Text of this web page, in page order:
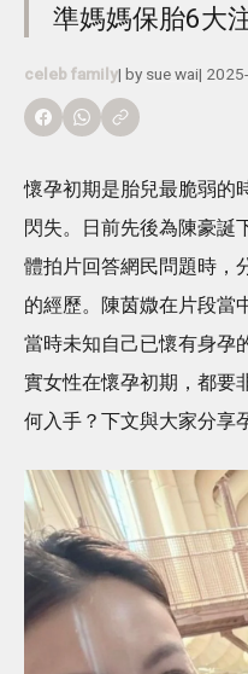
準媽媽保胎6大
celeb family| by sue wai|
懷孕初期是胎兒最脆弱的
閃失。日前先後為陳豪誕
體拍片回答網民問題時，
的經歷。陳茵媺在片段當
當時未知自己已懷有身孕
實女性在懷孕初期，都要
何入手？下文與大家分享